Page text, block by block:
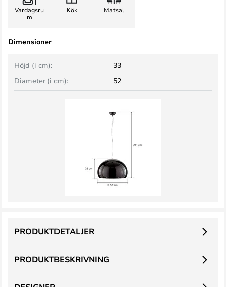
Vardagsru
m
Kök Matsal
Dimensioner
Höjd (i cm):
33
Diameter (i cm):
52
PRODUKTBESKRIVNING
PRODUKTDETALJER